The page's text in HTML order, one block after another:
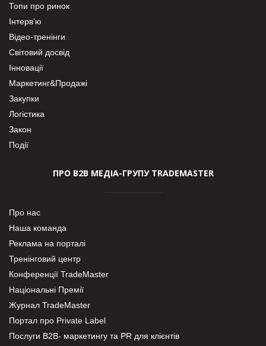
Топи про ринок
Інтерв’ю
Відео-тренінги
Світовий досвід
Інновації
Маркетинг&Продажі
Закупки
Логістика
Закон
Події
ПРО В2В МЕДІА-ГРУПУ TRADEMASTER
Про нас
Наша команда
Реклама на порталі
Тренінговий центр
Конференції TradeMaster
Національні Премії
Журнал TradeMaster
Портал про Private Label
Послуги В2В- маркетингу та PR для клієнтів